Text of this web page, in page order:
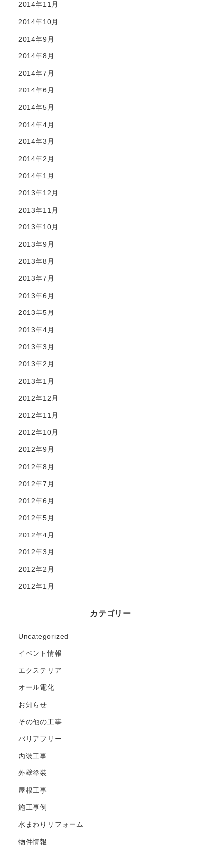
2014年11月
2014年10月
2014年9月
2014年8月
2014年7月
2014年6月
2014年5月
2014年4月
2014年3月
2014年2月
2014年1月
2013年12月
2013年11月
2013年10月
2013年9月
2013年8月
2013年7月
2013年6月
2013年5月
2013年4月
2013年3月
2013年2月
2013年1月
2012年12月
2012年11月
2012年10月
2012年9月
2012年8月
2012年7月
2012年6月
2012年5月
2012年4月
2012年3月
2012年2月
2012年1月
カテゴリー
Uncategorized
イベント情報
エクステリア
オール電化
お知らせ
その他の工事
バリアフリー
内装工事
外壁塗装
屋根工事
施工事例
水まわりリフォーム
物件情報